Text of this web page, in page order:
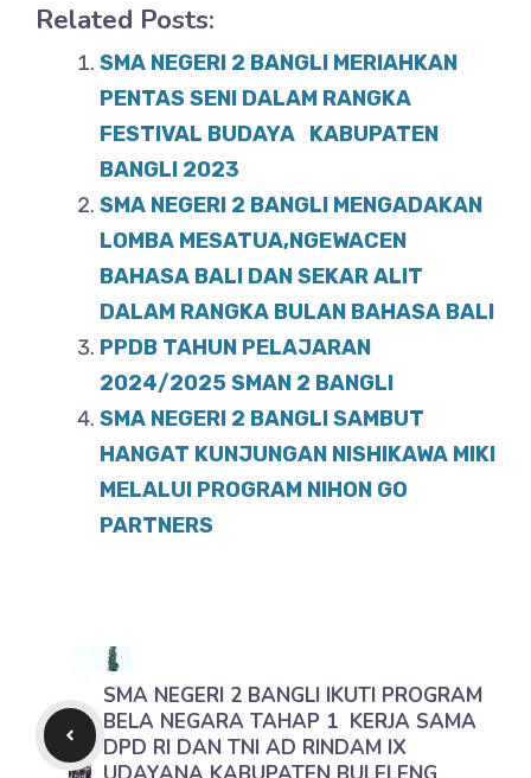
c
e
k
at
s
A
p
p
e
Related Posts:
SMA NEGERI 2 BANGLI MERIAHKAN
PENTAS SENI DALAM RANGKA
FESTIVAL BUDAYA KABUPATEN
BANGLI 2023
SMA NEGERI 2 BANGLI MENGADAKAN
LOMBA MESATUA,NGEWACEN
BAHASA BALI DAN SEKAR ALIT
DALAM RANGKA BULAN BAHASA BALI
PPDB TAHUN PELAJARAN
2024/2025 SMAN 2 BANGLI
SMA NEGERI 2 BANGLI SAMBUT
HANGAT KUNJUNGAN NISHIKAWA MIKI
MELALUI PROGRAM NIHON GO
PARTNERS
SMA NEGERI 2 BANGLI IKUTI PROGRAM
BELA NEGARA TAHAP 1 KERJA SAMA
DPD RI DAN TNI AD RINDAM IX